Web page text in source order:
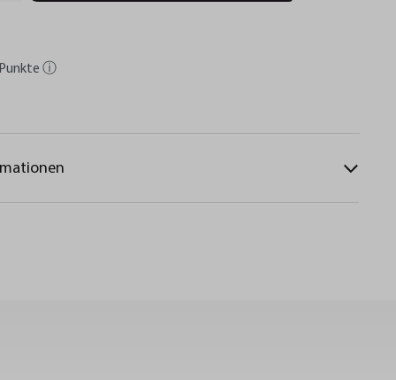
Punkte ⓘ